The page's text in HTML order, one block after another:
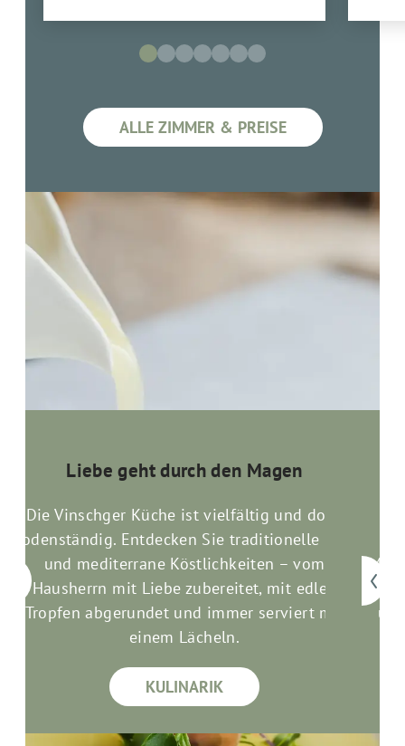
ALLE ZIMMER & PREISE
Liebe geht durch den Magen
Die Vinschger Küche ist vielfältig und doch
bodenständig. Entdecken Sie traditionelle Kost
und mediterrane Köstlichkeiten – vom
Hausherrn mit Liebe zubereitet, mit edlen
Tropfen abgerundet und immer serviert mit
einem Lächeln.
KULINARIK